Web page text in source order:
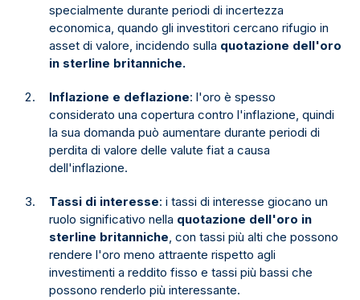
specialmente durante periodi di incertezza
economica, quando gli investitori cercano rifugio in
asset di valore, incidendo sulla quotazione dell'oro
in sterline britanniche.
Inflazione e deflazione: l'oro è spesso
considerato una copertura contro l'inflazione, quindi
la sua domanda può aumentare durante periodi di
perdita di valore delle valute fiat a causa
dell'inflazione.
Tassi di interesse: i tassi di interesse giocano un
ruolo significativo nella quotazione dell'oro in
sterline britanniche, con tassi più alti che possono
rendere l'oro meno attraente rispetto agli
investimenti a reddito fisso e tassi più bassi che
possono renderlo più interessante.